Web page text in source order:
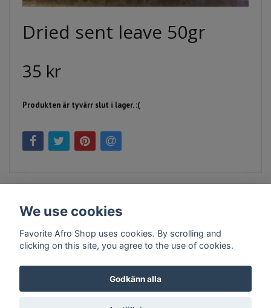
Dried sent leave 50gr
35 kr
Produkten är tyvärr slut i lager. :(
Kontakt Köpvillkor Företagsinfo
We use cookies
Favorite Afro Shop uses cookies. By scrolling and
clicking on this site, you agree to the use of cookies.
Godkänn alla